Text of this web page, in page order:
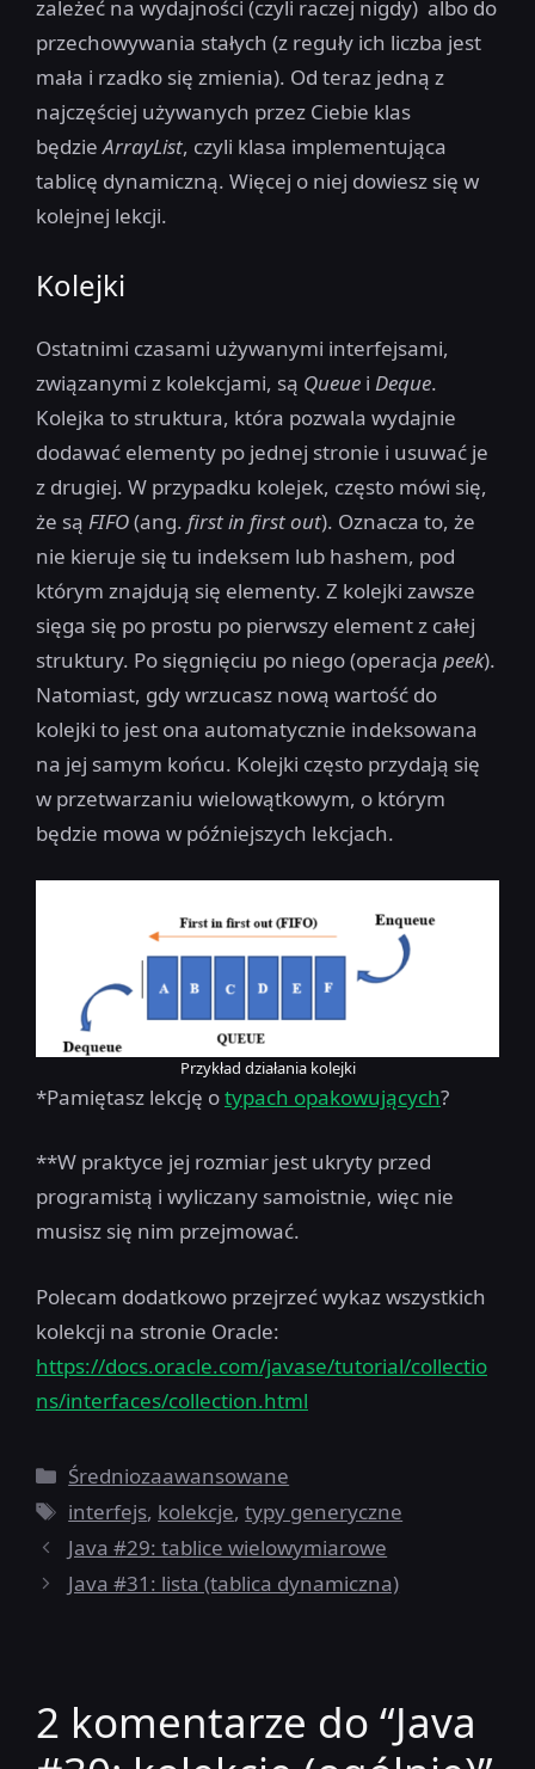
zależeć na wydajności (czyli raczej nigdy) albo do
przechowywania stałych (z reguły ich liczba jest
mała i rzadko się zmienia). Od teraz jedną z
najczęściej używanych przez Ciebie klas
będzieArrayList, czyli klasa implementująca
tablicę dynamiczną. Więcej o niej dowiesz się w
kolejnej lekcji.
Kolejki
Ostatnimi czasami używanymi interfejsami,
związanymi z kolekcjami, są Queue i Deque.
Kolejka to struktura, która pozwala wydajnie
dodawać elementy po jednej stronie i usuwać je
z drugiej. W przypadku kolejek, często mówi się,
że są FIFO(ang. first in first out). Oznacza to, że
nie kieruje się tu indeksem lub hashem, pod
którym znajdują się elementy. Z kolejki zawsze
sięga się po prostu po pierwszy element z całej
struktury. Po sięgnięciu po niego (operacja peek).
Natomiast, gdy wrzucasz nową wartość do
kolejki to jest ona automatycznie indeksowana
na jej samym końcu. Kolejki często przydają się
w przetwarzaniu wielowątkowym, o którym
będzie mowa w późniejszych lekcjach.
Przykład działania kolejki
*Pamiętasz lekcję otypach opakowujących?
**W praktyce jej rozmiar jest ukryty przed
programistą i wyliczany samoistnie, więc nie
musisz się nim przejmować.
Polecam dodatkowo przejrzeć wykaz wszystkich
kolekcji na stronie Oracle:
https://docs.oracle.com/javase/tutorial/collectio
ns/interfaces/collection.html
Kategorie
Średniozaawansowane
Tagi
interfejs, kolekcje,typy generyczne
Java #29: tablice wielowymiarowe
Java #31: lista (tablica dynamiczna)
2 komentarze do “Java